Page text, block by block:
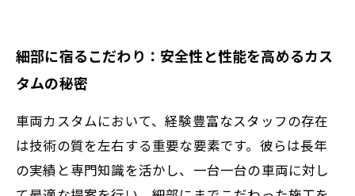
細部に宿るこだわり：安全性と性能を高めるカス
タムの秘密
車両カスタムにおいて、経験豊富なスタッフの存在
は技術の質を左右する重要な要素です。彼らは長年
の実績と専門知識を活かし、一台一台の車両に対し